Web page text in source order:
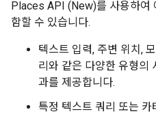
Places API (New)를 사용하여
함할 수 있습니다.
텍스트 입력, 주변 위치,
리와 같은 다양한 유형의
과를 제공합니다.
특정 텍스트 쿼리 또는